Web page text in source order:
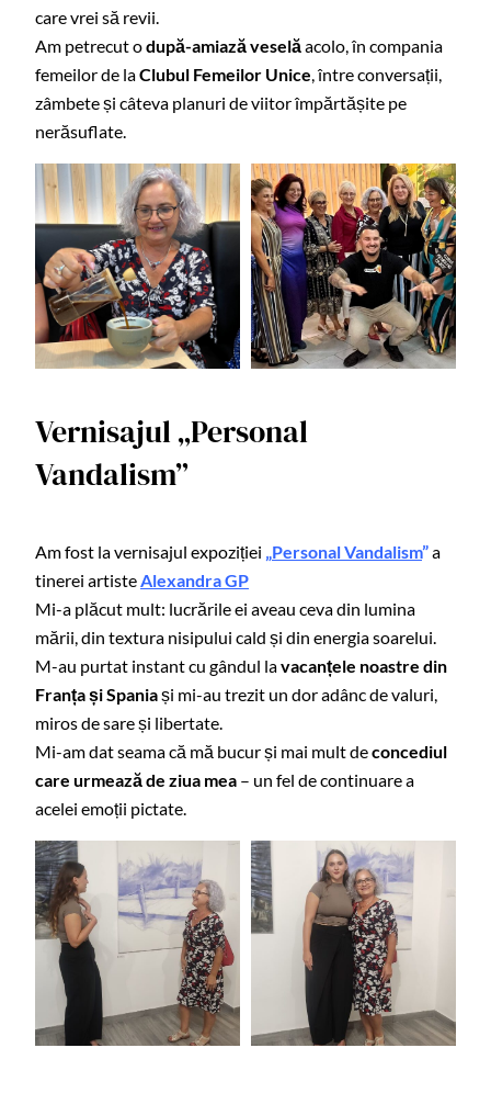
care vrei să revii.
Am petrecut odupă-amiază veselăacolo, în compania
femeilor de laClubul Femeilor Unice, între conversații,
zâmbete și câteva planuri de viitor împărtășite pe
nerăsuflate.
Vernisajul „Personal
Vandalism”
Am fost la vernisajul expoziției „ Personal Vandalism”a
tinerei artiste Alexandra GP
Mi-a plăcut mult: lucrările ei aveau ceva din lumina
mării, din textura nisipului cald și din energia soarelui.
M-au purtat instant cu gândul lavacanțele noastre din
Franța și Spaniași mi-au trezit un dor adânc de valuri,
miros de sare și libertate.
Mi-am dat seama că mă bucur și mai mult deconcediul
care urmează de ziua mea – un fel de continuare a
acelei emoții pictate.